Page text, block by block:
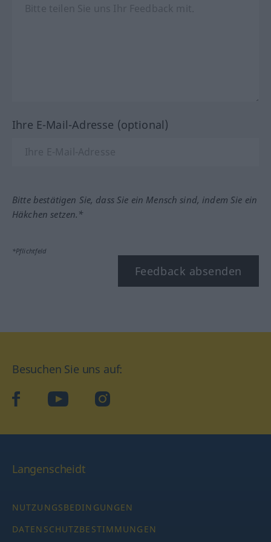
Ihre E-Mail-Adresse (optional)
Bitte bestätigen Sie, dass Sie ein Mensch sind, indem Sie ein
Häkchen setzen.*
*Pflichtfeld
Feedback absenden
Besuchen Sie uns auf:
facebookYouTube Instagram
Langenscheidt
NUTZUNGSBEDINGUNGEN
DATENSCHUTZBESTIMMUNGEN